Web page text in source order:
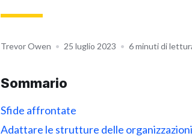
Trevor Owen • 25 luglio 2023 • 6 minuti di
Sommario
Sfide affrontate
Adattare le strutture delle organizzazioni